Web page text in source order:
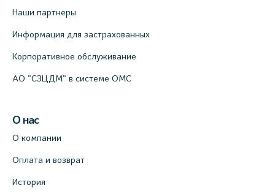
Наши партнеры
Информация для застрахованных
Корпоративное обслуживание
АО "СЗЦДМ" в системе ОМС
О нас
О компании
Оплата и возврат
История